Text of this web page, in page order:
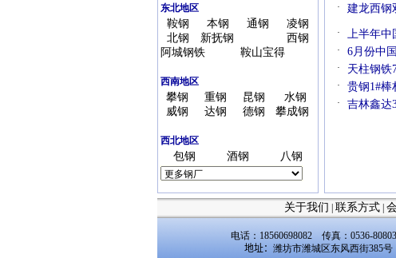
东北地区
鞍钢 本钢 通钢
凌钢
北钢
新抚钢
西钢
阿城钢铁
鞍山宝得
西南地区
攀钢 重钢 昆钢
水钢
威钢
达钢 德钢 攀成钢
西北地区
包钢 酒钢 八钢
·
建龙西钢
· 上半年中
·
6月份中
·
天柱钢铁
·
贵钢1#棒
·
吉林鑫达
关于我们 联系方式
电话：18560698082 传真：0536-
地址： 潍坊市潍城区东风西街385号